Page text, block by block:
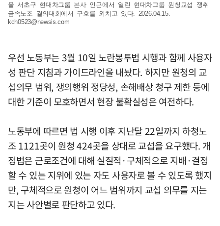
울 서초구 현대차그룹 본사 인근에서 열린 현대차그룹 원청교섭 쟁취
금속노조 결의대회에서 구호를 외치고 있다. 2026.04.15.
kch0523@newsis.com
우선 노동부는 3월 10일 노란봉투법 시행과 함께 사용자
성 판단 지침과 가이드라인을 내놨다. 하지만 원청의 교
섭의무 범위, 쟁의행위 정당성, 손해배상 청구 제한 등에
대한 기준이 모호하면서 현장 불확실성은 여전하다.
노동부에 따르면 법 시행 이후 지난달 22일까지 하청노
조 1121곳이 원청 424곳을 상대로 교섭을 요구했다. 개
정법은 근로조건에 대해 실질적·구체적으로 지배·결정
할 수 있는 지위에 있는 자도 사용자로 볼 수 있도록 했지
만, 구체적으로 원청이 어느 범위까지 교섭 의무를 지는
지는 사안별로 판단하고 있다.